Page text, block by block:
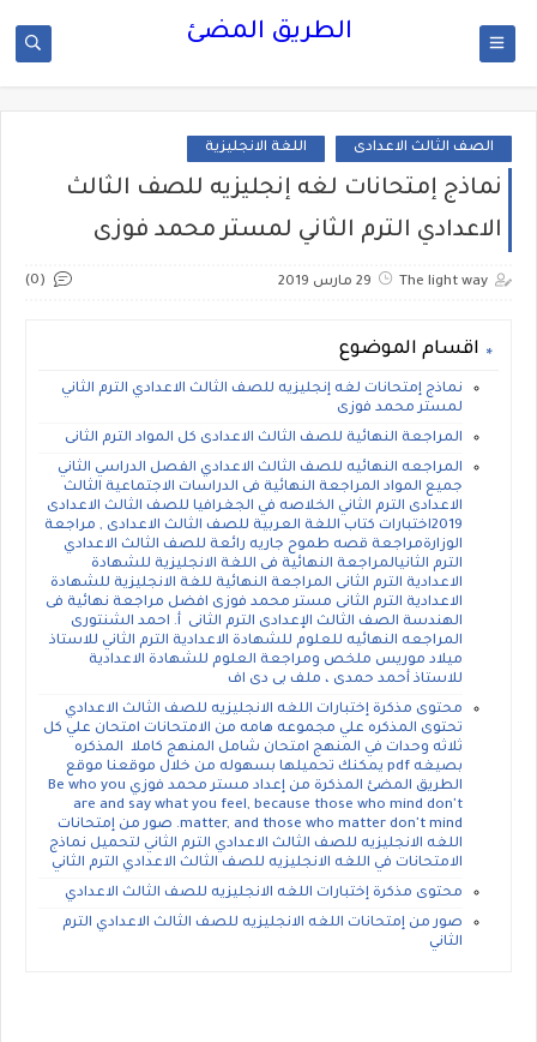
الطريق المضئ
الصف الثالث الاعدادى اللغة الانجليزية
نماذج إمتحانات لغه إنجليزيه للصف الثالث
الاعدادي الترم الثاني لمستر محمد فوزى
The light way 29 مارس 2019 (0)
اقسام الموضوع
نماذج إمتحانات لغه إنجليزيه للصف الثالث الاعدادي الترم الثاني
لمستر محمد فوزى
المراجعة النهائية للصف الثالث الاعدادى كل المواد الترم الثانى
المراجعه النهائيه للصف الثالث الاعدادي الفصل الدراسي الثاني
جميع المواد المراجعة النهائية فى الدراسات الاجتماعية الثالث
الاعدادى الترم الثاني الخلاصه في الجغرافيا للصف الثالث الاعدادى
2019اختبارات كتاب اللغة العربية للصف الثالث الاعدادى , مراجعة
الوزارةمراجعة قصه طموح جاريه رائعة للصف الثالث الاعدادي
الترم الثانيالمراجعة النهائية فى اللغة الانجليزية للشهادة
الاعدادية الترم الثانى المراجعة النهائية للغة الانجليزية للشهادة
الاعدادية الترم الثانى مستر محمد فوزى افضل مراجعة نهائية فى
الهندسة الصف الثالث الإعدادى الترم الثانى أ. احمد الشنتورى
المراجعه النهائيه للعلوم للشهادة الاعدادية الترم الثاني للاستاذ
ميلاد موريس ملخص ومراجعة العلوم للشهادة الاعدادية
للاستاذ أحمد حمدى ، ملف بى دى اف
محتوى مذكرة إختبارات اللغه الانجليزيه للصف الثالث الاعدادي
تحتوى المذكره علي مجموعه هامه من الامتحانات امتحان علي كل
ثلاثه وحدات في المنهج امتحان شامل المنهج كاملا المذكره
بصيغه pdf يمكنك تحميلها بسهوله من خلال موقعنا موقع
الطريق المضئ المذكرة من إعداد مستر محمد فوزي Be who you
are and say what you feel, because those who mind don't
matter, and those who matter don't mind. صور من إمتحانات
اللغه الانجليزيه للصف الثالث الاعدادي الترم الثاني لتحميل نماذج
الامتحانات في اللغه الانجليزيه للصف الثالث الاعدادي الترم الثاني
محتوى مذكرة إختبارات اللغه الانجليزيه للصف الثالث الاعدادي
صور من إمتحانات اللغه الانجليزيه للصف الثالث الاعدادي الترم
الثاني